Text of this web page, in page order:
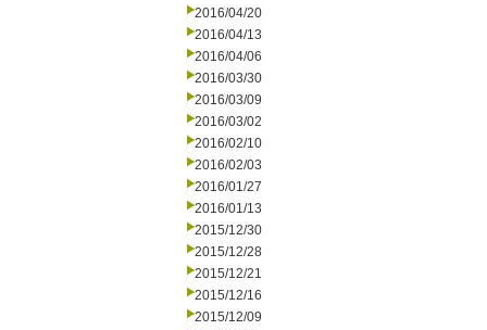
2016/04/20
2016/04/13
2016/04/06
2016/03/30
2016/03/09
2016/03/02
2016/02/10
2016/02/03
2016/01/27
2016/01/13
2015/12/30
2015/12/28
2015/12/21
2015/12/16
2015/12/09